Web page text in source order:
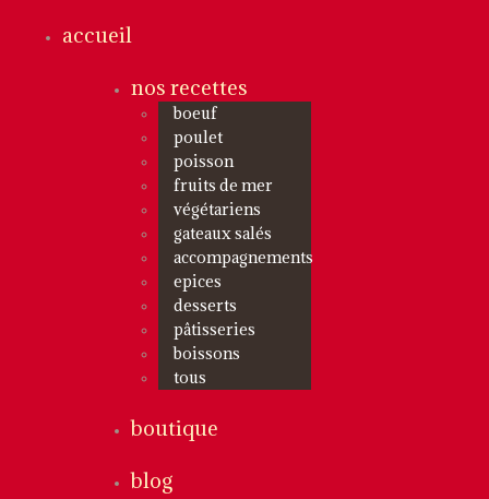
accueil
nos recettes
boeuf
poulet
poisson
fruits de mer
végétariens
gateaux salés
accompagnements
epices
desserts
pâtisseries
boissons
tous
boutique
blog